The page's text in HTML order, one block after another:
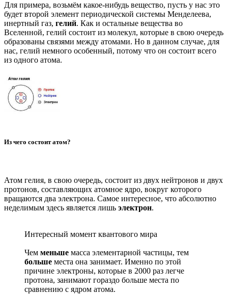
Для примера, возьмём какое-нибудь вещество, пусть у нас это
будет второй элемент периодической системы Менделеева,
инертный газ, гелий. Как и остальные вещества во
Вселенной, гелий состоит из молекул, которые в свою очередь
образованы связями между атомами. Но в данном случае, для
нас, гелий немного особенный, потому что он состоит всего
из одного атома.
Из чего состоит атом?
Атом гелия, в свою очередь, состоит из двух нейтронов и двух
протонов, составляющих атомное ядро, вокруг которого
вращаются два электрона. Самое интересное, что абсолютно
неделимым здесь является лишь электрон.
Интересный момент квантового мира
Чем меньше масса элементарной частицы, тем
больше места она занимает. Именно по этой
причине электроны, которые в 2000 раз легче
протона, занимают гораздо больше места по
сравнению с ядром атома.